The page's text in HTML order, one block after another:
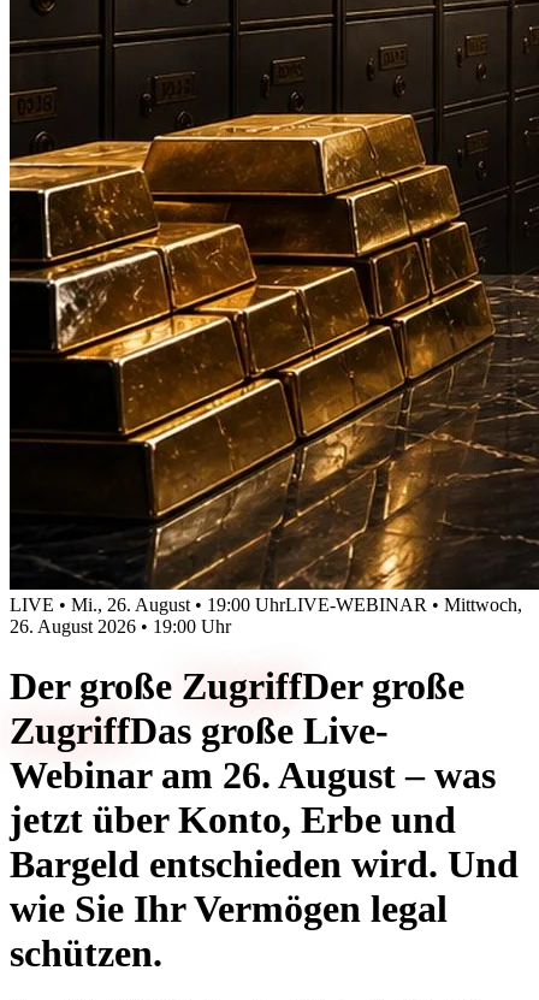
LIVE • Mi., 26. August • 19:00 UhrLIVE-WEBINAR • Mittwoch,
26. August 2026 • 19:00 Uhr
Der große ZugriffDer große
ZugriffDas große Live-
Webinar am 26. August – was
jetzt über Konto, Erbe und
Bargeld entschieden wird. Und
wie Sie Ihr Vermögen legal
schützen.